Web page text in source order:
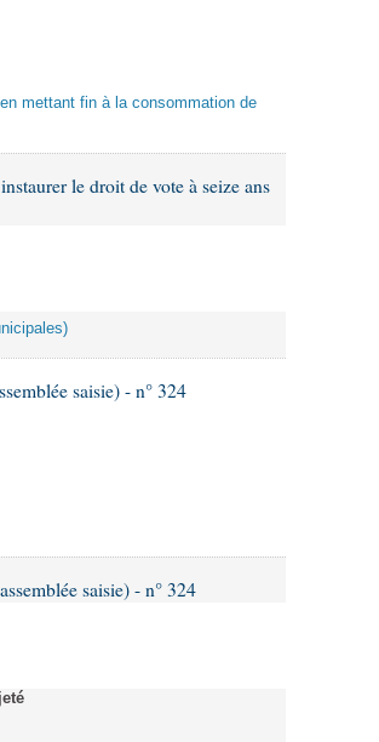
mettant fin à la consommation de
le droit de vote à seize ans
saisie) - n° 324
saisie) - n° 324